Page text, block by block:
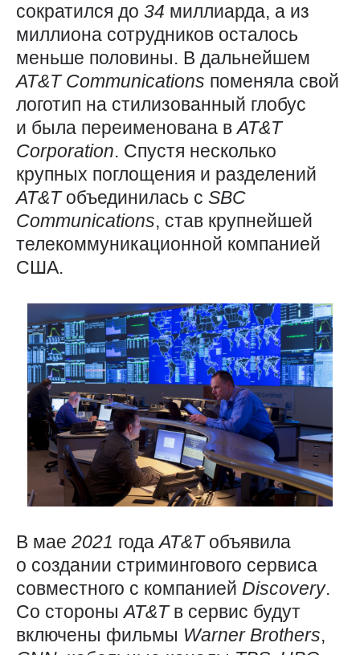
сократился до 34 миллиарда, а из
миллиона сотрудников осталось
меньше половины. В дальнейшем
AT&TCommunications поменяла свой
логотип на стилизованный глобус
и была переименована вAT&T
Corporation. Спустя несколько
крупных поглощения и разделений
AT&Tобъединилась с SBC
Communications, став крупнейшей
телекоммуникационной компанией
США.
В мае 2021 годаAT&Tобъявила
о создании стримингового сервиса
совместного с компанией Discovery.
Со стороныAT&Tв сервис будут
включены фильмы Warner Brothers,